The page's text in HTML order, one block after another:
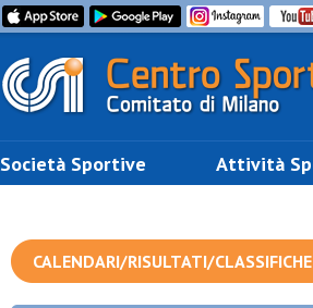
Società Sportive Attività
CALENDARI/RISULTATI/CLASSIFICHE